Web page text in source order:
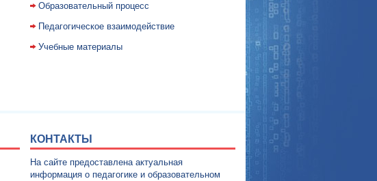
Образовательный процесс
Педагогическое взаимодействие
Учебные материалы
КОНТАКТЫ
На сайте предоставлена актуальная
информация о педагогике и образовательном